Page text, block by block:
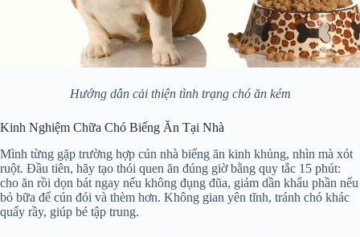
Hướng dẫn cải thiện tình trạng chó ăn kém
Kinh Nghiệm Chữa Chó Biếng Ăn Tại Nhà
Mình từng gặp trường hợp cún nhà biếng ăn kinh khủng, nhìn mà xót
ruột. Đầu tiên, hãy tạo thói quen ăn đúng giờ bằng quy tắc 15 phút:
cho ăn rồi dọn bát ngay nếu không đụng đũa, giảm dần khẩu phần nếu
bỏ bữa để cún đói và thèm hơn. Không gian yên tĩnh, tránh chó khác
quấy rầy, giúp bé tập trung.